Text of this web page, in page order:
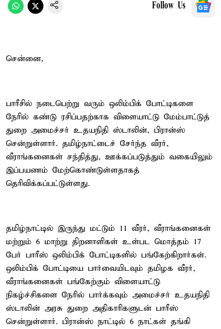
Follow Us
சென்னை,
பாரீசில் நடைபெற்று வரும் ஒலிம்பிக் போட்டிகளை
நேரில் கண்டு ரசிப்பதற்காக விளையாட்டு மேம்பாட்டுத்
துறை அமைச்சர் உதயநிதி ஸ்டாலின், பிரான்ஸ்
சென்றுள்ளார். தமிழ்நாட்டைச் சேர்ந்த வீரர்,
வீராங்கனைகள் சந்தித்து, ஊக்கப்படுத்தும் வகையிலும்
இப்பயணம் மேற்கொண்டுள்ளதாகத்
தெரிவிக்கப்பட்டுள்ளது.
தமிழ்நாட்டில் இருந்து மட்டும் 11 வீரர், வீராங்கனைகள்
மற்றும் 6 மாற்று திறனாளிகள் உள்பட மொத்தம் 17
பேர் பாரீஸ் ஒலிம்பிக் போட்டிகளில் பங்கேற்கிறார்கள்.
ஒலிம்பிக் போட்டியை பார்வையிடவும் தமிழக வீரர்,
வீராங்கனைகள் பங்கேற்கும் விளையாட்டு
நிகழ்ச்சிகளை நேரில் பார்க்கவும் அமைச்சர் உதயநிதி
ஸ்டாலின் அரசு துறை அதிகாரிகளுடன் பாரீஸ்
சென்றுள்ளார். பிரான்ஸ் நாட்டில் 6 நாட்கள் தங்கி